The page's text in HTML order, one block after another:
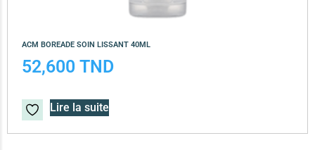
ACM BOREADE SOIN LISSANT 40ML
52,600 TND
Lire la suite